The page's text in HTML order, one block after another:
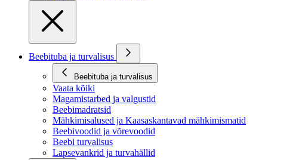
Beebituba ja turvalisus
Beebituba ja turvalisus
Vaata kõiki
Magamistarbed ja valgustid
Beebimadratsid
Mähkimisalused ja Kaasaskantavad mähkimismatid
Beebivoodid ja võrevoodid
Beebi turvalisus
Lapsevankrid ja turvahällid